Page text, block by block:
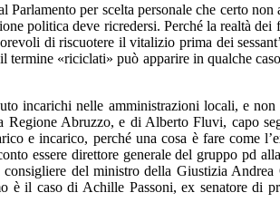
per scelta personale che certo
politica deve ricredersi. Perché la realtà
di riscuotere il vitalizio prima dei
«riciclati» può apparire in qualche
incarichi nelle amministrazioni locali, e
Abruzzo, e di Alberto Fluvi, capo
e incarico, perché una cosa è fare come
essere direttore generale del gruppo pd
del ministro della Giustizia
è il caso di Achille Passoni, ex senatore di